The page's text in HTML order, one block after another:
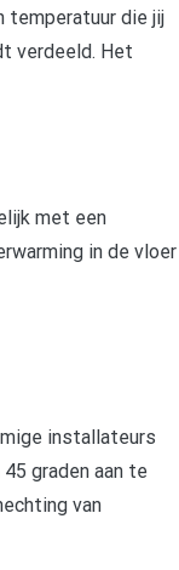
temperatuur die jij
verdeeld. Het
met een
in de vloer
installateurs
graden aan te
van